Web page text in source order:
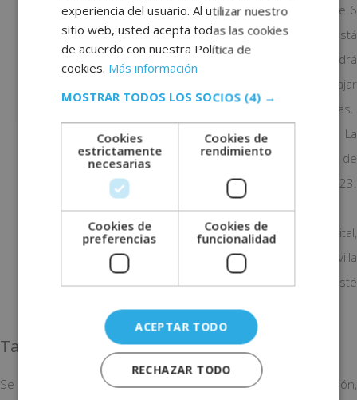
Fecha de inicio y final: Las prácticas tendrán duración de 6
a 12 meses. Si la empresa valora que el empleado está
capacitado para trabajar independiente, se le podrá
ofrecer condiciones para cambiar el contrato y trabajar
indefinido en la empresa durante el contrato de prácticas.
Fecha límite de presentación de la candidatura: La
candidatura tendrá una fecha límite de presentación de
curriculums hasta el próximo 15 de febrero de 2023.
Cuanto antes se inscriban mejor.
Localización: El puesto a cubrir está en Córdoba capital,
pero a corto plazo se abrirán nuevos centros en Sevilla
capital, en Granada, en Málaga y en Lisboa. Quien esté
interesado puede detallar el centro que prefiera.
Tareas a realizar
Se realizarán todo tipos de trabajo de micropigmentación,
experiencia del usuario. Al utilizar nuestro
sitio web, usted acepta todas las cookies
de acuerdo con nuestra Política de
cookies. Más información
MOSTRAR TODOS LOS SOCIOS (4) →
Cookies
estrictamente
necesarias
Cookies de
rendimiento
Cookies de
preferencias
Cookies de
funcionalidad
ACEPTAR TODO
RECHAZAR TODO